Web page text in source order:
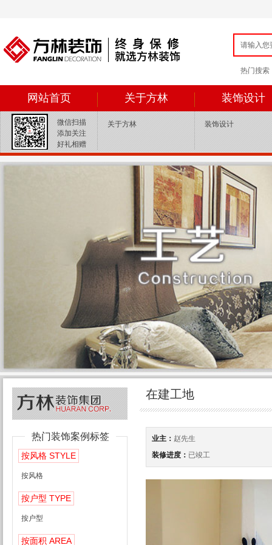
热门搜索
网站首页 关于方林 装饰设计
微信扫描
添加关注
好礼相赠
关于方林 装饰设计
热门装饰案例标签
按风格 STYLE
按风格
按户型 TYPE
按户型
按面积 AREA
在建工地
业主： 赵先生
装修进度： 已竣工